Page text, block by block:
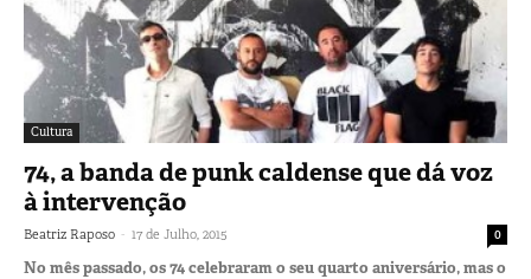
Cultura
74, a banda de punk caldense que dá voz
à intervenção
Beatriz Raposo - 17 de Julho, 2015 0
No mês passado, os 74 celebraram o seu quarto aniversário, mas o